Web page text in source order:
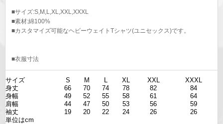
■サイズ:S,M,L,XL,XXL,XXXL
■素材:綿100%
■カスタマイズ可能なヘビーウェイトTシャツ(ユニセックス)です。
■衣服寸法
サイズ S M XL XXL
XXXL
身丈
66 70 74 78 82
84
身幅
49 52 55 58 61
64
肩幅
44 47 50 53 56
59
袖丈
19 20 22 24 26
26
単位はcm